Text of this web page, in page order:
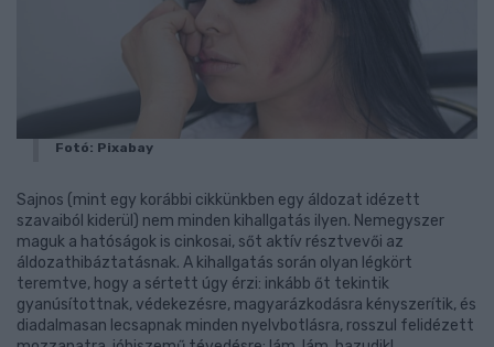
Fotó: Pixabay
Sajnos (mint egy korábbi cikkünkben egy áldozat idézett
szavaiból kiderül) nem minden kihallgatás ilyen. Nemegyszer
maguk a hatóságok is cinkosai, sőt aktív résztvevői az
áldozathibáztatásnak. A kihallgatás során olyan légkört
teremtve, hogy a sértett úgy érzi: inkább őt tekintik
gyanúsítottnak, védekezésre, magyarázkodásra kényszerítik, és
diadalmasan lecsapnak minden nyelvbotlásra, rosszul felidézett